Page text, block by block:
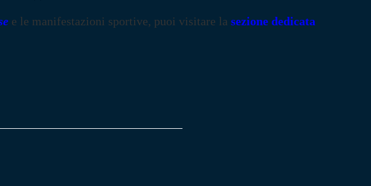
e le manifestazioni sportive, puoi visitare la sezione dedicata